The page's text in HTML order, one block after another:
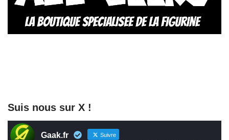
Suis nous sur X !
Gaak.fr Suivre